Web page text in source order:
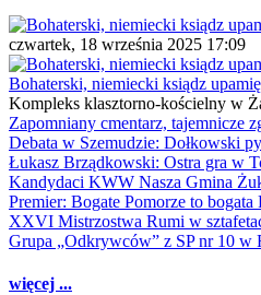
czwartek, 18 września 2025 17:09
Bohaterski, niemiecki ksiądz
Kompleks klasztorno-kościelny w
Zapomniany cmentarz, tajemnicze
Debata w Szemudzie: Dołkowski
Łukasz Brządkowski: Ostra gra w
Kandydaci KWW Nasza Gmina
Premier: Bogate Pomorze to bogata
XXVI Mistrzostwa Rumi w
Grupa „Odkrywców” z SP nr 10 w
więcej ...